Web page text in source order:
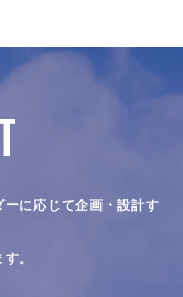
に応じて企画・設計す
。